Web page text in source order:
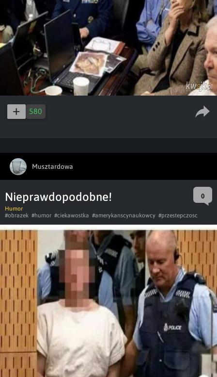
580
Musztardowa
Nieprawdopodobne! 0
Humor
#obrazek #humor #ciekawostka #amerykanscynaukowcy #przestepczosc